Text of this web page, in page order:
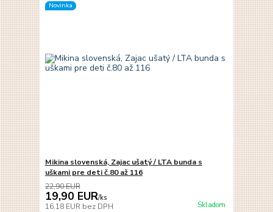
Novinka
Mikina slovenská, Zajac ušatý / LTA bunda s
uškami pre deti č.80 až 116
22,90 EUR
19,90 EUR/ks
16,18 EUR bez DPH Skladom